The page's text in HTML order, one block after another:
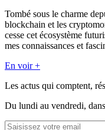
Tombé sous le charme
blockchain et les
cesse cet écosystème
mes connaissances et
En voir +
Les actus qui comptent,
Du lundi au vendredi,